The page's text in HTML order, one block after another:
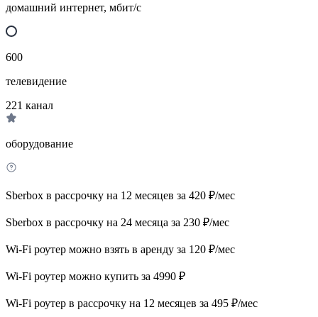
домашний интернет, мбит/с
600
телевидение
221 канал
оборудование
Sberbox в рассрочку на 12 месяцев за 420 ₽/мес
Sberbox в рассрочку на 24 месяца за 230 ₽/мес
Wi-Fi роутер можно взять в аренду за 120 ₽/мес
Wi-Fi роутер можно купить за 4990 ₽
Wi-Fi роутер в рассрочку на 12 месяцев за 495 ₽/мес